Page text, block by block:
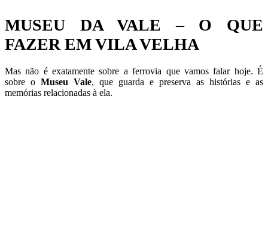
MUSEU DA VALE – O QUE
FAZER EM VILA VELHA
Mas não é exatamente sobre a ferrovia que vamos falar hoje. É
sobre o Museu Vale, que guarda e preserva as histórias e as
memórias relacionadas à ela.